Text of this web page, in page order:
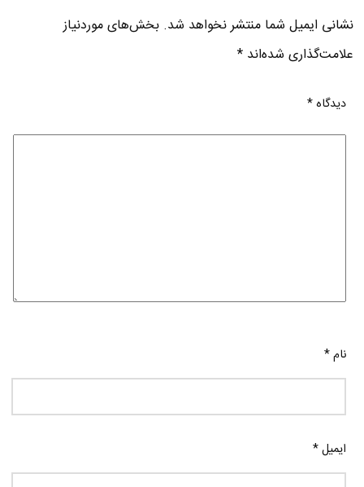
نشانی ایمیل شما منتشر نخواهد شد. بخش‌های موردنیاز
علامت‌گذاری شده‌اند*
دیدگاه*
نام*
ایمیل*